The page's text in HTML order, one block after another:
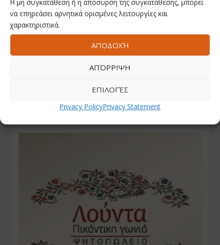
Η μη συγκατάθεση ή η απόσυρση της συγκατάθεσης, μπορεί
να επηρεάσει αρνητικά ορισμένες λειτουργίες και
χαρακτηριστικά.
ΑΠΟΔΟΧΉ
ΑΠΌΡΡΙΨΗ
ΕΠΙΛΟΓΈΣ
Privacy PolicyPrivacy Statement